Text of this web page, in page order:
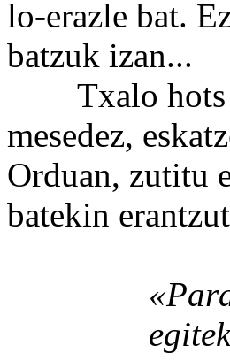
lo-erazle bat.
batzuk izan...
Txalo hots
mesedez,
Orduan, zutitu
batekin
egiteko